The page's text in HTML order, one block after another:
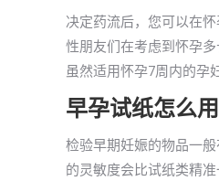
决定药流后，您可以在
性朋友们在考虑到怀孕
虽然适用怀孕7周内的孕
早孕试纸怎么用
检验早期妊娠的物品一
的灵敏度会比试纸类精